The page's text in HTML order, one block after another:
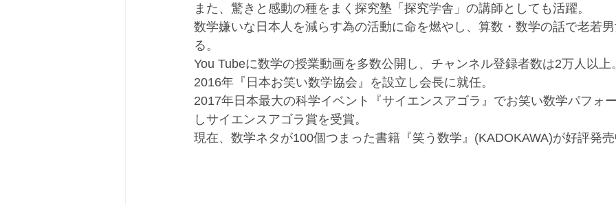
また、驚きと感動の種をまく探究塾「探究学舎」の講師としても活躍。
数学嫌いな日本人を減らす為の活動に命を燃やし、算数・数学の話で老若
る。
You Tubeに数学の授業動画を多数公開し、チャンネル登録者数は2万人以上。
2016年『日本お笑い数学協会』を設立し会長に就任。
2017年日本最大の科学イベント『サイエンスアゴラ』でお笑い数学パフォ
しサイエンスアゴラ賞を受賞。
現在、数学ネタが100個つまった書籍『笑う数学』(KADOKAWA)が好評発売